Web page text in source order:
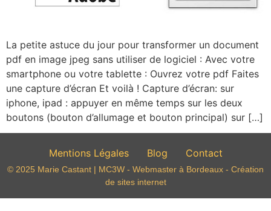
La petite astuce du jour pour transformer un document
pdf en image jpeg sans utiliser de logiciel : Avec votre
smartphone ou votre tablette : Ouvrez votre pdf Faites
une capture d’écran Et voilà ! Capture d’écran: sur
iphone, ipad : appuyer en même temps sur les deux
boutons (bouton d’allumage et bouton principal) sur […]
Mentions Légales Blog Contact
© 2025 Marie Castant | MC3W - Webmaster à Bordeaux - Création
de sites internet